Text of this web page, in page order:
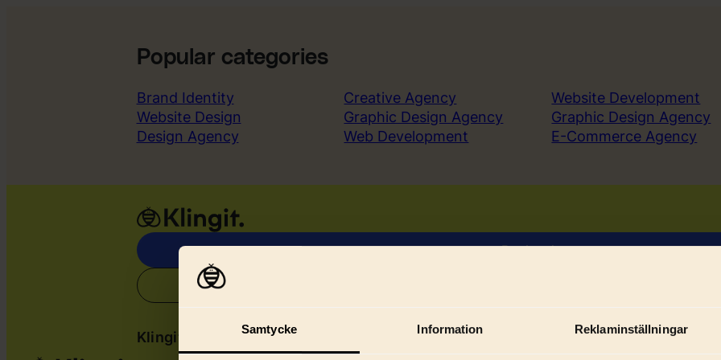
Samtycke Information Reklaminställningar
Popular categories
Brand Identity
Website Design
Design Agency
Creative Agency
Graphic Design Agency
Web Development
Website Development
Graphic Design Agency
E-Commerce Agency
Book a demo
Klingit